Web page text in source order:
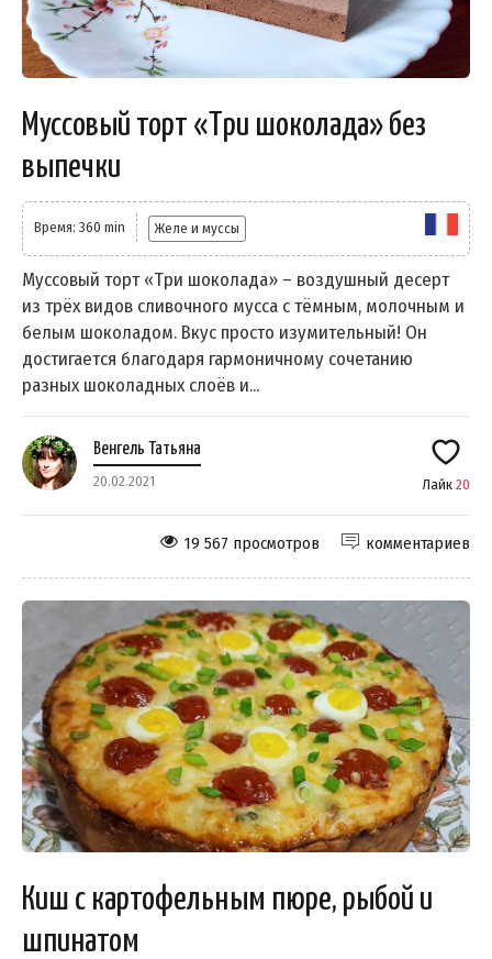
Муссовый торт «Три шоколада» без
выпечки
Время: 360 min Желе и муссы
Муссовый торт «Три шоколада» – воздушный десерт
из трёх видов сливочного мусса с тёмным, молочным и
белым шоколадом. Вкус просто изумительный! Он
достигается благодаря гармоничному сочетанию
разных шоколадных слоёв и...
Венгель Татьяна
20.02.2021 Лайк 20
комментариев
19 567 просмотров
Киш с картофельным пюре, рыбой и
шпинатом